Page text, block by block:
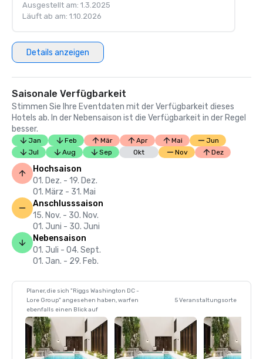
Ausgestellt am: 1.3.2025
Läuft ab am: 1.10.2026
Details anzeigen
Saisonale Verfügbarkeit
Stimmen Sie Ihre Eventdaten mit der Verfügbarkeit dieses
Hotels ab. In der Nebensaison ist die Verfügbarkeit in der Regel
besser.
Jan Feb Mär Apr Mai
Jun
Jul
Aug Sep Okt Nov Dez
Hochsaison
01. Dez. - 19. Dez.
01. März - 31. Mai
Anschlusssaison
15. Nov. - 30. Nov.
01. Juni - 30. Juni
Nebensaison
01. Juli - 04. Sept.
01. Jan. - 29. Feb.
Planer, die sich "Riggs Washington DC -
Lore Group" angesehen haben, warfen
ebenfalls einen Blick auf
5 Veranstaltungsorte